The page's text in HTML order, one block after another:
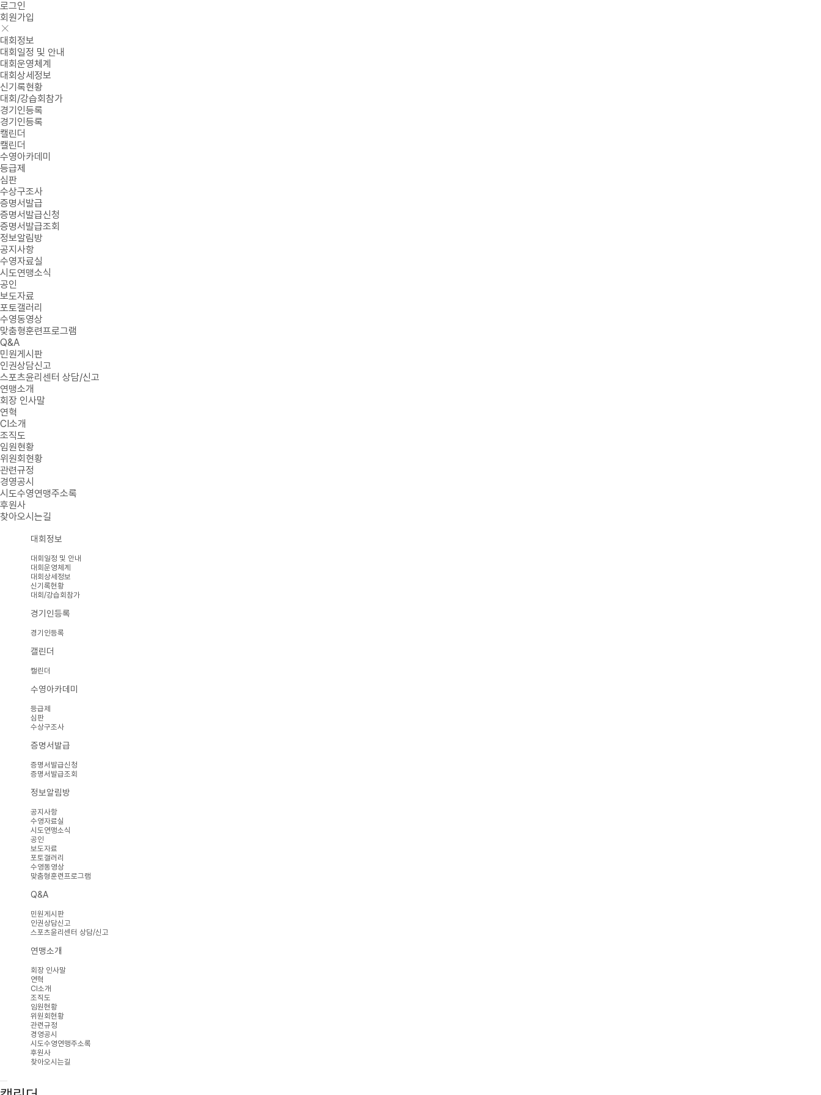
로그인
회원가입
대회정보
대회일정 및 안내
대회운영체계
대회상세정보
신기록현황
대회/강습회참가
경기인등록
경기인등록
캘린더
캘린더
수영아카데미
등급제
심판
수상구조사
증명서발급
증명서발급신청
증명서발급조회
정보알림방
공지사항
수영자료실
시도연맹소식
공인
보도자료
포토갤러리
수영동영상
맞춤형훈련프로그램
Q&A
민원게시판
인권상담신고
스포츠윤리센터 상담/신고
연맹소개
회장 인사말
연혁
CI소개
조직도
임원현황
위원회현황
관련규정
경영공시
시도수영연맹주소록
후원사
찾아오시는길
대회정보
대회일정 및 안내
대회운영체계
대회상세정보
신기록현황
대회/강습회참가
경기인등록
경기인등록
캘린더
캘린더
수영아카데미
등급제
심판
수상구조사
증명서발급
증명서발급신청
증명서발급조회
정보알림방
공지사항
수영자료실
시도연맹소식
공인
보도자료
포토갤러리
수영동영상
맞춤형훈련프로그램
Q&A
민원게시판
인권상담신고
스포츠윤리센터 상담/신고
연맹소개
회장 인사말
연혁
CI소개
조직도
임원현황
위원회현황
관련규정
경영공시
시도수영연맹주소록
후원사
찾아오시는길